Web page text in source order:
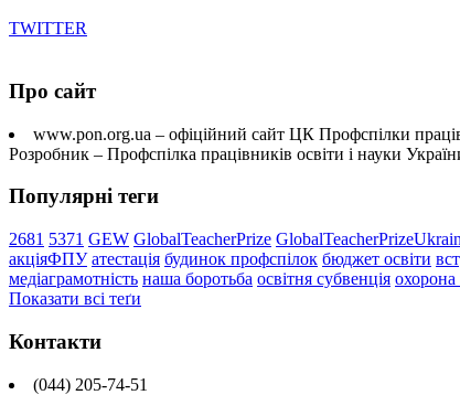
TWITTER
Про сайт
www.pon.org.ua – офіційний сайт ЦК Профспілки
Розробник – Профспілка працівників освіти і науки
Популярні теги
2681 5371 GEW GlobalTeacherPrize
акціяФПУ атестація будинок профспілок бюджет освіти
медіаграмотність наша боротьба освітня субвенція охорона
Показати всі теґи
Контакти
(044) 205-74-51